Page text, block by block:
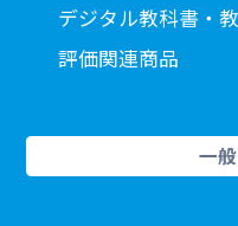
デジタル教科書・
評価関連商品
一